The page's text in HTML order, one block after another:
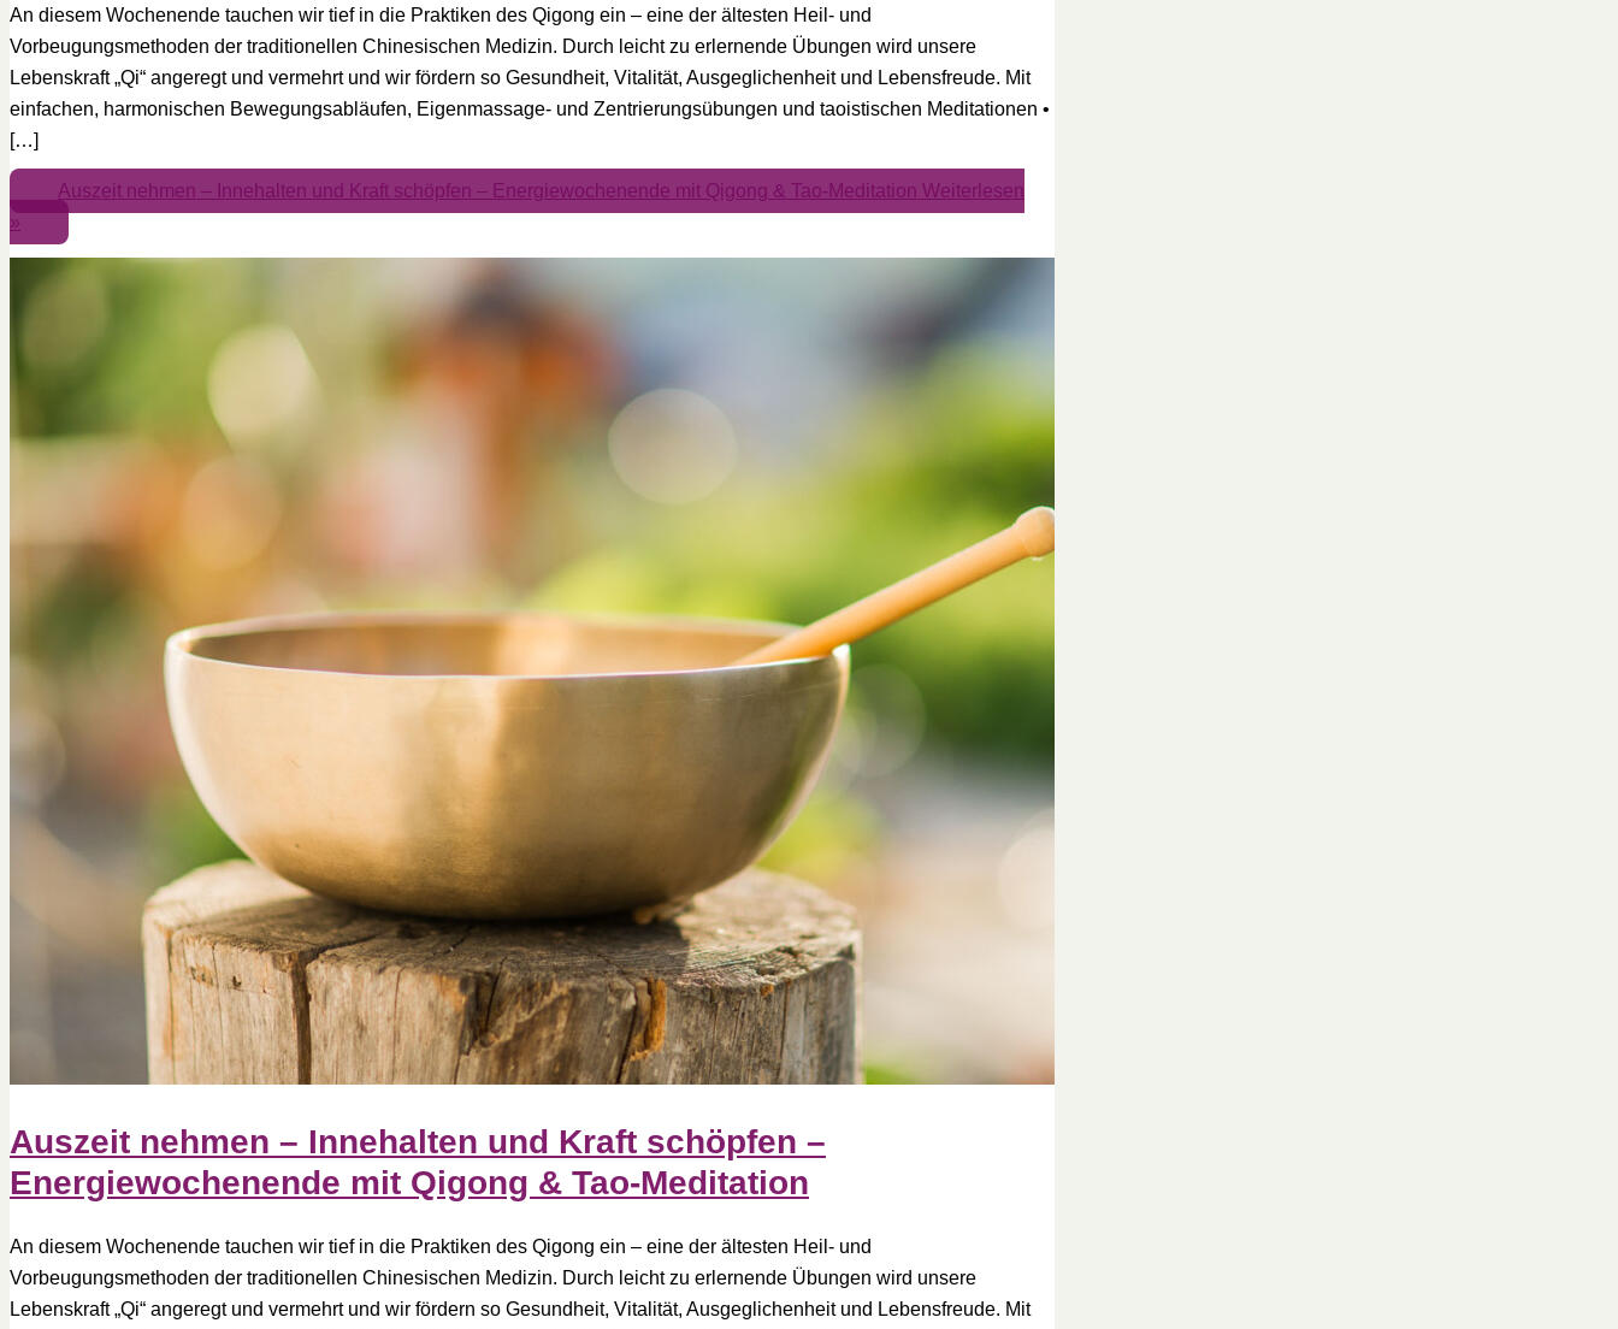
An diesem Wochenende tauchen wir tief in die Praktiken des Qigong ein – eine der ältesten Heil- und
Vorbeugungsmethoden der traditionellen Chinesischen Medizin. Durch leicht zu erlernende Übungen wird unsere
Lebenskraft „Qi“ angeregt und vermehrt und wir fördern so Gesundheit, Vitalität, Ausgeglichenheit und Lebensfreude. Mit
einfachen, harmonischen Bewegungsabläufen, Eigenmassage- und Zentrierungsübungen und taoistischen Meditationen •
[…]
Auszeit nehmen – Innehalten und Kraft schöpfen – Energiewochenende mit Qigong & Tao-Meditation Weiterlesen
»
Auszeit nehmen – Innehalten und Kraft schöpfen –
Energiewochenende mit Qigong & Tao-Meditation
An diesem Wochenende tauchen wir tief in die Praktiken des Qigong ein – eine der ältesten Heil- und
Vorbeugungsmethoden der traditionellen Chinesischen Medizin. Durch leicht zu erlernende Übungen wird unsere
Lebenskraft „Qi“ angeregt und vermehrt und wir fördern so Gesundheit, Vitalität, Ausgeglichenheit und Lebensfreude. Mit